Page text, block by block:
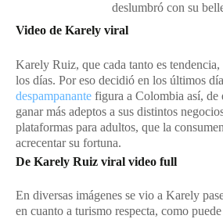
deslumbró con su
Video de Karely viral
Karely Ruiz, que cada tanto es tendencia,
los días. Por eso decidió en los últimos
despampanante figura a Colombia así, de
ganar más adeptos a sus distintos
plataformas para adultos, que la
acrecentar su fortuna.
De Karely Ruiz viral video full
En diversas imágenes se vio a Karely
en cuanto a turismo respecta, como